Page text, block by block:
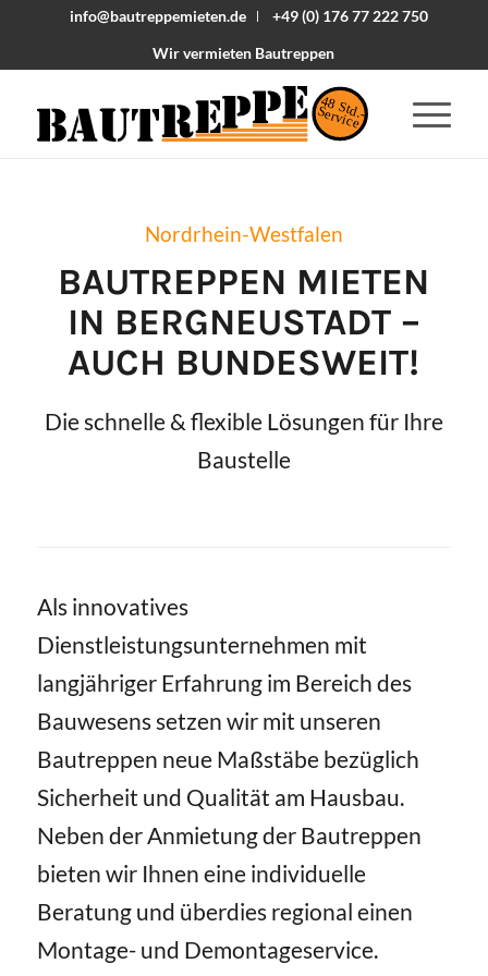
info@bautreppemieten.de
+49 (0) 176 77 222 750
Wir vermieten Bautreppen
48 Std.-
Service
Nordrhein-Westfalen
BAUTREPPEN MIETEN
IN BERGNEUSTADT–
AUCH BUNDESWEIT!
Die schnelle & flexible Lösungen für Ihre
Baustelle
Als innovatives
Dienstleistungsunternehmen mit
langjähriger Erfahrung im Bereich des
Bauwesens setzen wir mit unseren
Bautreppen neue Maßstäbe bezüglich
Sicherheit und Qualität am Hausbau.
Neben der Anmietung der Bautreppen
bieten wir Ihnen eine individuelle
Beratung und überdies regional einen
Montage- und Demontageservice.